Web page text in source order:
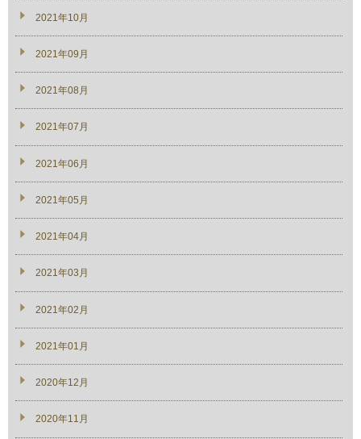
2021年10月
2021年09月
2021年08月
2021年07月
2021年06月
2021年05月
2021年04月
2021年03月
2021年02月
2021年01月
2020年12月
2020年11月